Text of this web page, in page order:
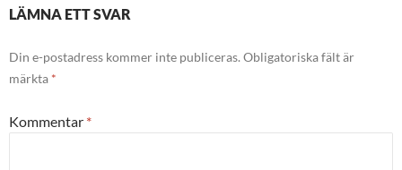
LÄMNA ETT SVAR
Din e-postadress kommer inte publiceras. Obligatoriska fält är
märkta *
Kommentar *